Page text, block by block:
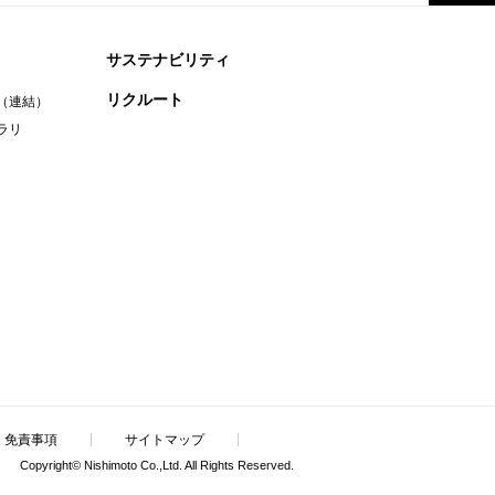
連結）
リ
サステナビリティ
リクルート
免責事項 サイトマップ
Copyright© Nishimoto Co.,Ltd. All Rights Reserved.